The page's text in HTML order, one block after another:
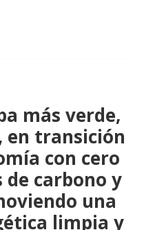
más verde,
en transición
con cero
carbono y
una
limpia y